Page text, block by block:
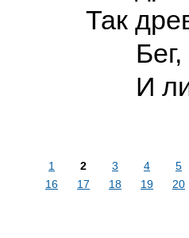
Так
Бег,
И
1 2 3 4 5
16
17 18 19 20